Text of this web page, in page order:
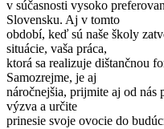
v súčasnosti vysoko
Slovensku. Aj v tomto
období, keď sú naše školy
situácie, vaša práca,
ktorá sa realizuje dištančnou
Samozrejme, je aj
náročnejšia, prijmite aj od
výzva a určite
prinesie svoje ovocie do